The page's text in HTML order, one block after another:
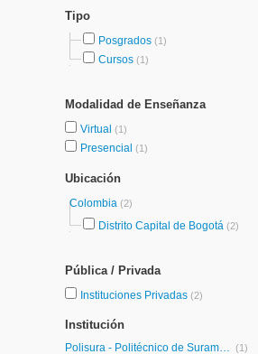
Tipo
Posgrados (1)
Cursos (1)
Modalidad de Enseñanza
Virtual (1)
Presencial (1)
Ubicación
Colombia (2)
Distrito Capital de Bogotá (2)
Pública / Privada
Instituciones Privadas (2)
Institución
Polisura - Politécnico de Suramérica (1)